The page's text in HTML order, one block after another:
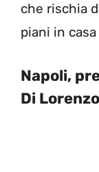
che rischia
piani in
Napoli,
Di